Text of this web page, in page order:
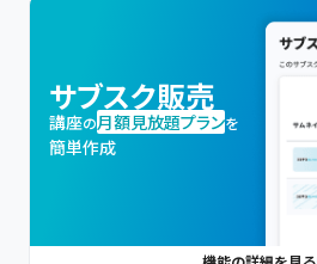
サブスク販売
講座の月額見放題プランを
簡単作成